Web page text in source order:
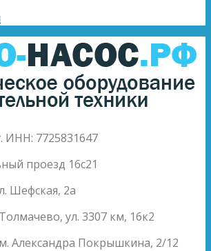
ИНН: 7725831647
проезд 16с21
Шефская, 2а
ул. 3307 км, 16к2
Александра Покрышкина, 2/12